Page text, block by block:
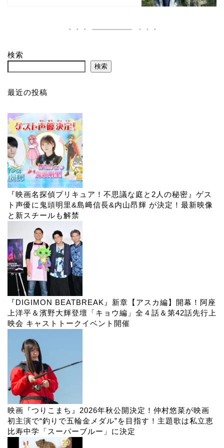
検索
検索
最近の投稿
『映画名探偵プリキュア！不思議な庭と2人の秘密』ゲス
ト声優に鬼頭明里&島﨑信長&内山昂輝 が決定！最新映像
と新スチールも解禁
『DIGIMON BEATBREAK』新章【アスカ編】開幕！阿座
上洋平＆濱野大輝登壇「キョウ編」全４話＆第42話先行上
映会 キャストトークイベント開催
映画『つりこまち』2026年秋公開決定！仲村悠菜が映画
初主演で“釣りで五輪金メダル”を目指す！主題歌は私立恵
比寿中学「スーパーブルー」に決定